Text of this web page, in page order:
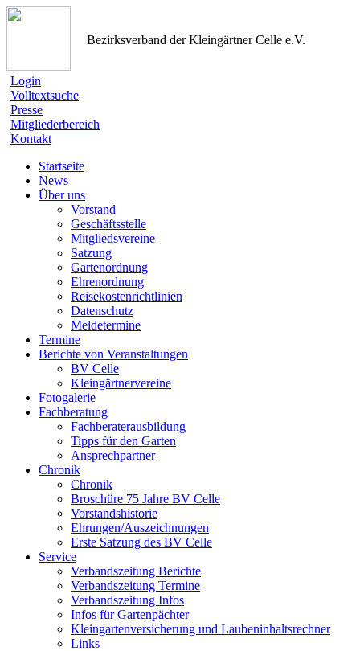
Bezirksverband der Kleingärtner Celle e.V.
Login
Volltextsuche
Presse
Mitgliederbereich
Kontakt
Startseite
News
Über uns
Vorstand
Geschäftsstelle
Mitgliedsvereine
Satzung
Gartenordnung
Ehrenordnung
Reisekostenrichtlinien
Datenschutz
Meldetermine
Termine
Berichte von Veranstaltungen
BV Celle
Kleingärtnervereine
Fotogalerie
Fachberatung
Fachberaterausbildung
Tipps für den Garten
Ansprechpartner
Chronik
Chronik
Broschüre 75 Jahre BV Celle
Vorstandshistorie
Ehrungen/Auszeichnungen
Erste Satzung des BV Celle
Service
Verbandszeitung Berichte
Verbandszeitung Termine
Verbandszeitung Infos
Infos für Gartenpächter
Kleingartenversicherung und Laubeninhaltsrechner
Links